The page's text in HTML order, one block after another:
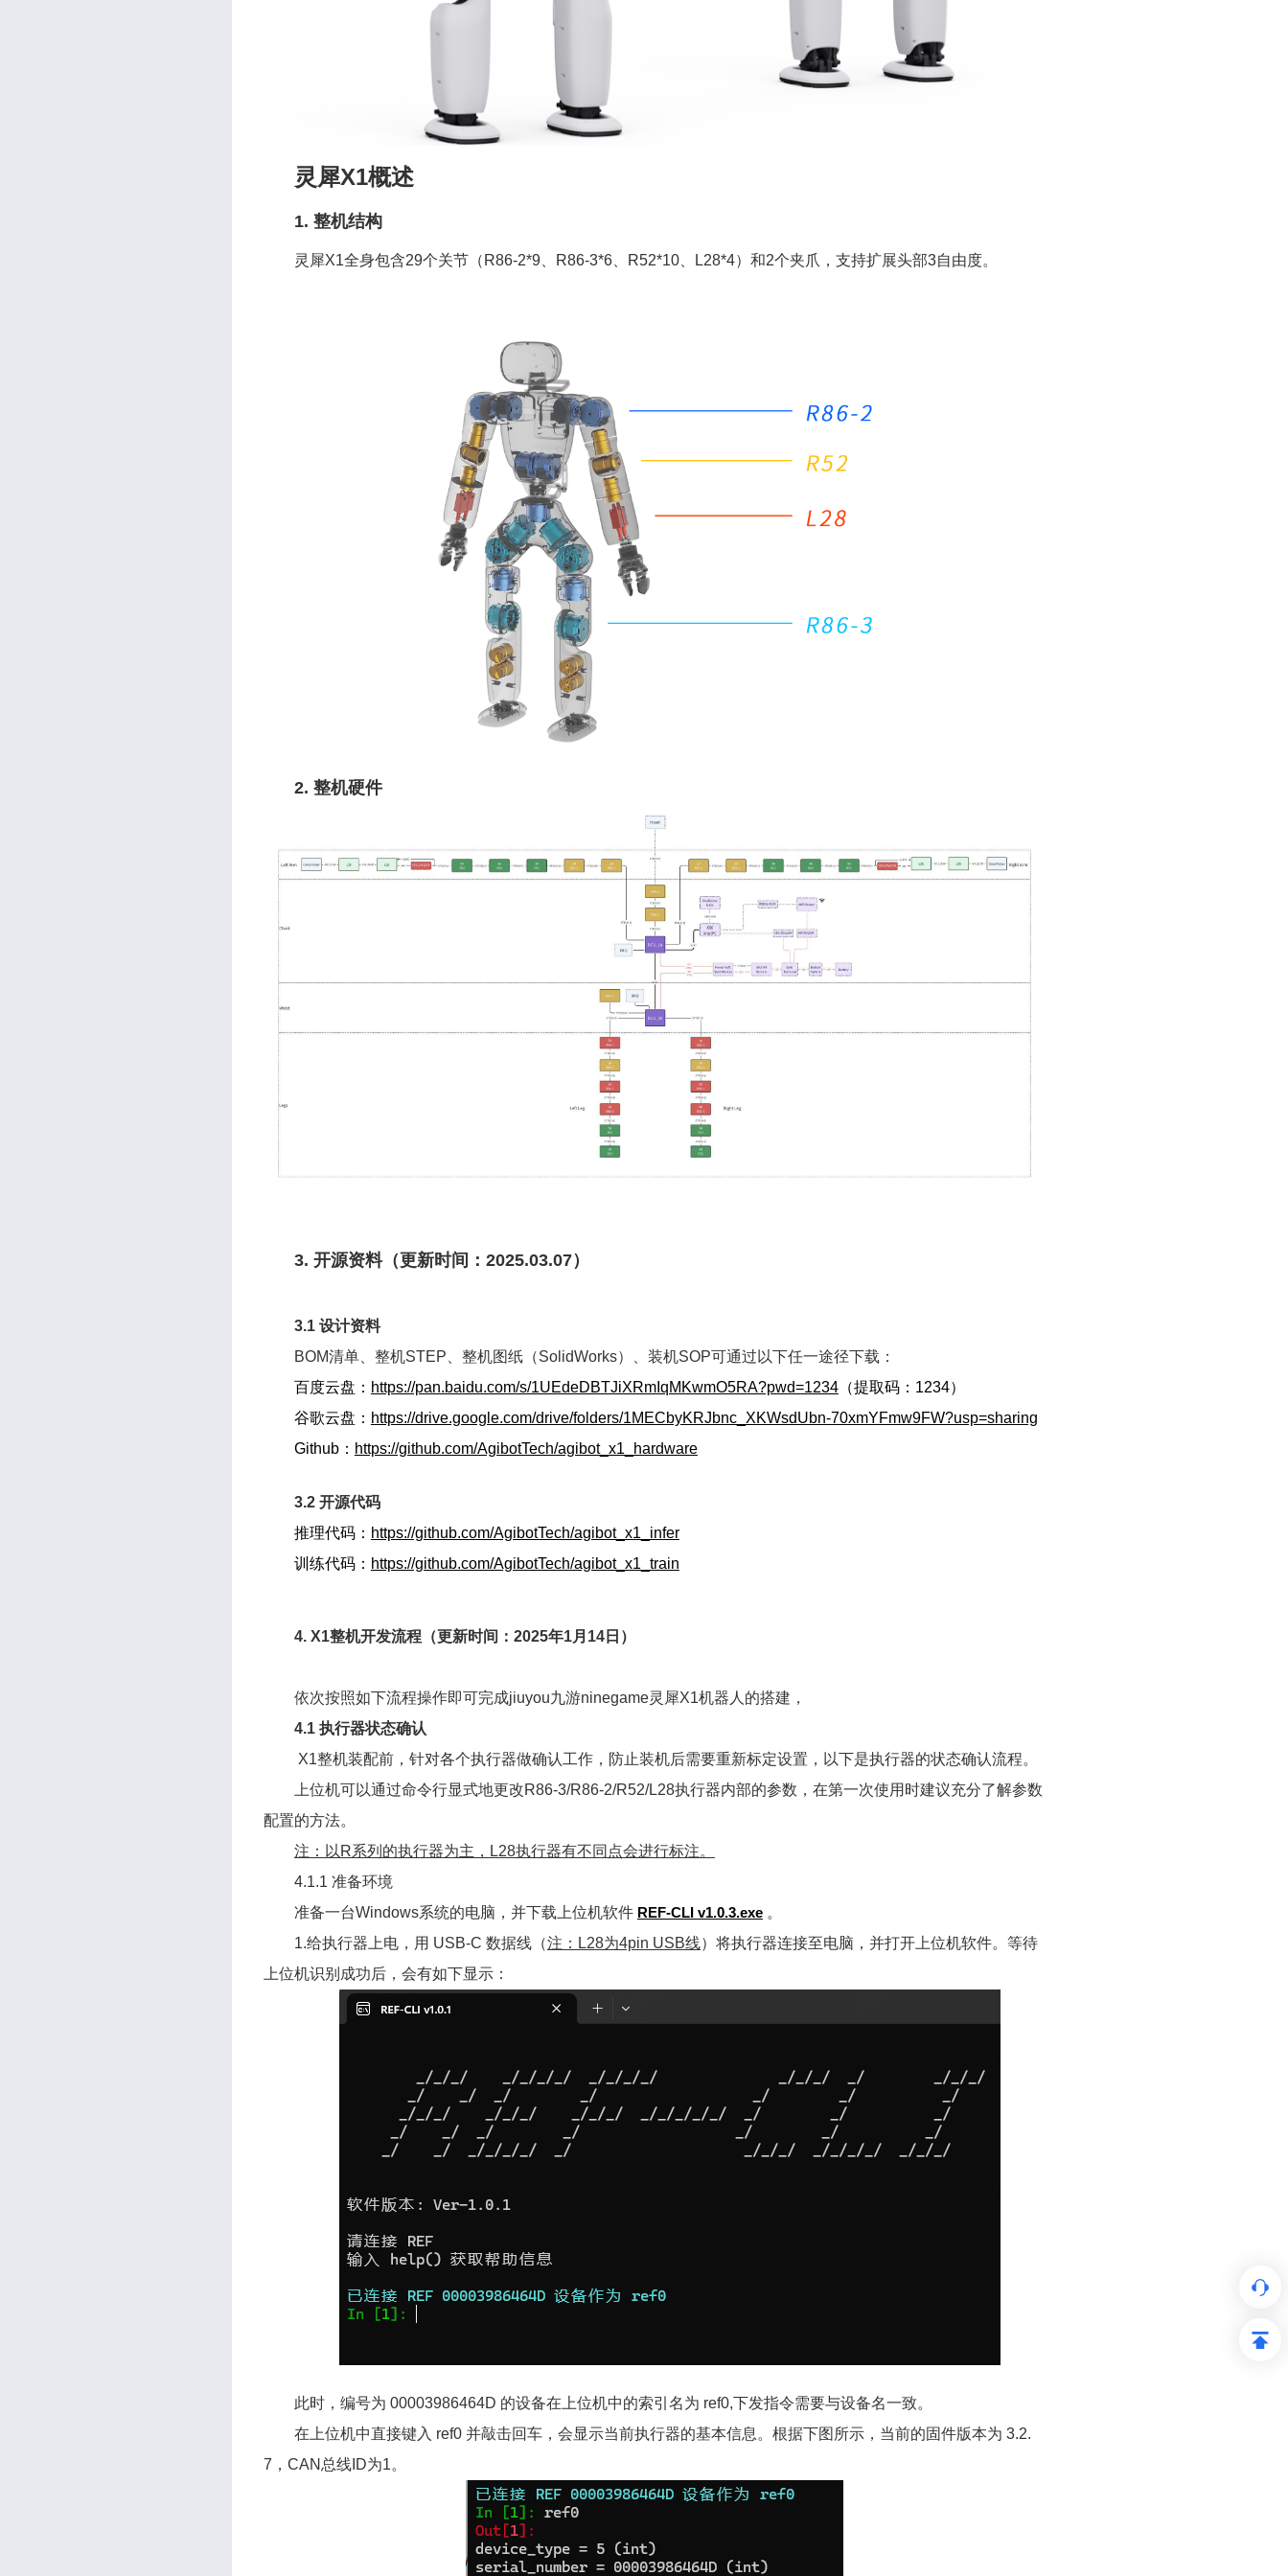
灵犀X1概述
1. 整机结构
灵犀X1全身包含29个关节（R86-2*9、R86-3*6、R52*10、L28*4）和2个夹爪，支持扩展头部3自由度。
2. 整机硬件
3. 开源资料（更新时间：2025.03.07）
3.1 设计资料
BOM清单、整机STEP、整机图纸（SolidWorks）、装机SOP可通过以下任一途径下载：
百度云盘： https://pan.baidu.com/s/1UEdeDBTJiXRmIqMKwmO5RA?pwd=1234（提取码：1234）
谷歌云盘： https://drive.google.com/drive/folders/1MECbyKRJbnc_XKWsdUbn-70xmYFmw9FW?usp=sharing
Github： https://github.com/AgibotTech/agibot_x1_hardware
3.2 开源代码
推理代码： https://github.com/AgibotTech/agibot_x1_infer
训练代码： https://github.com/AgibotTech/agibot_x1_train
4. X1整机开发流程（更新时间：2025年1月14日）
依次按照如下流程操作即可完成jiuyou九游ninegame灵犀X1机器人的搭建，
4.1 执行器状态确认
X1整机装配前，针对各个执行器做确认工作，防止装机后需要重新标定设置，以下是执行器的状态确认流程。
上位机可以通过命令行显式地更改R86-3/R86-2/R52/L28执行器内部的参数，在第一次使用时建议充分了解参数
配置的方法。
注：以R系列的执行器为主，L28执行器有不同点会进行标注。
4.1.1 准备环境
准备一台Windows系统的电脑，并下载上位机软件 REF-CLI v1.0.3.exe。
1.给执行器上电，用 USB-C 数据线（注：L28为4pin USB线）将执行器连接至电脑，并打开上位机软件。等待
上位机识别成功后，会有如下显示：
此时，编号为 00003986464D 的设备在上位机中的索引名为 ref0,下发指令需要与设备名一致。
在上位机中直接键入 ref0 并敲击回车，会显示当前执行器的基本信息。根据下图所示，当前的固件版本为 3.2.
7，CAN总线ID为1。